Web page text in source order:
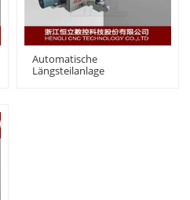
Automatische
Längsteilanlage